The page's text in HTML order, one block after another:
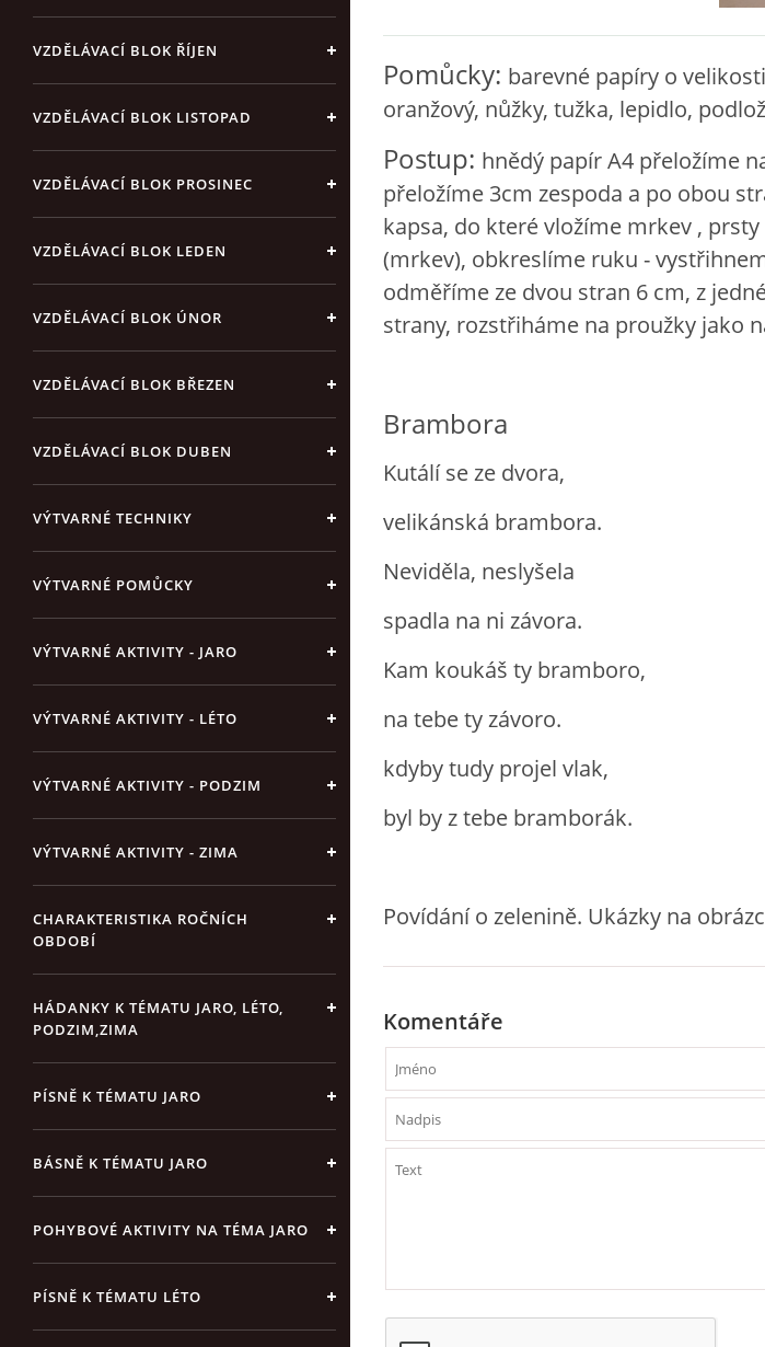
VZDĚLÁVACÍ BLOK ŘÍJEN
VZDĚLÁVACÍ BLOK LISTOPAD
VZDĚLÁVACÍ BLOK PROSINEC
VZDĚLÁVACÍ BLOK LEDEN
VZDĚLÁVACÍ BLOK ÚNOR
VZDĚLÁVACÍ BLOK BŘEZEN
VZDĚLÁVACÍ BLOK DUBEN
VÝTVARNÉ TECHNIKY
VÝTVARNÉ POMŮCKY
VÝTVARNÉ AKTIVITY - JARO
VÝTVARNÉ AKTIVITY - LÉTO
VÝTVARNÉ AKTIVITY - PODZIM
VÝTVARNÉ AKTIVITY - ZIMA
CHARAKTERISTIKA ROČNÍCH
OBDOBÍ
HÁDANKY K TÉMATU JARO, LÉTO,
PODZIM,ZIMA
PÍSNĚ K TÉMATU JARO
BÁSNĚ K TÉMATU JARO
POHYBOVÉ AKTIVITY NA TÉMA JARO
PÍSNĚ K TÉMATU LÉTO
Pomůcky: barevné papíry o
oranžový, nůžky, tužka, lepidlo,
Postup: hnědý papír A4 přeložíme
přeložíme 3cm zespoda a po obou
kapsa, do které vložíme mrkev ,
(mrkev), obkreslíme ruku -
odměříme ze dvou stran 6 cm, z
strany, rozstřiháme na proužky jako
Brambora
Kutálí se ze dvora,
velikánská brambora.
Neviděla, neslyšela
spadla na ni závora.
Kam koukáš ty bramboro,
na tebe ty závoro.
kdyby tudy projel vlak,
byl by z tebe bramborák.
Povídání o zelenině. Ukázky na
Komentáře